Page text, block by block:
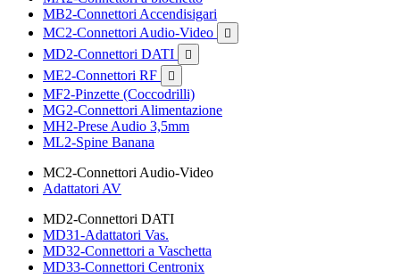
MB2-Connettori Accendisigari
MC2-Connettori Audio-Video

MD2-Connettori DATI 
ME2-Connettori RF 
MF2-Pinzette (Coccodrilli)
MG2-Connettori Alimentazione
MH2-Prese Audio 3,5mm
ML2-Spine Banana
MC2-Connettori Audio-Video
Adattatori AV
MD2-Connettori DATI
MD31-Adattatori Vas.
MD32-Connettori a Vaschetta
MD33-Connettori Centronix